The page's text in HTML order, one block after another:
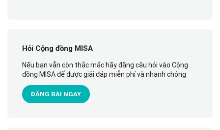
Hỏi Cộng đồng MISA
Nếu bạn vẫn còn thắc mắc hãy đăng câu hỏi vào Cộng
đồng MISA để được giải đáp miễn phí và nhanh chóng
ĐĂNG BÀI NGAY